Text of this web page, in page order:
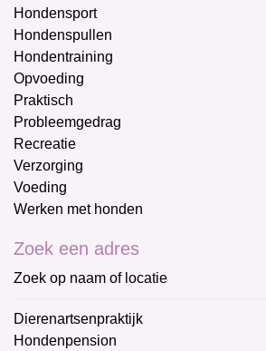
Hondensport
Hondenspullen
Hondentraining
Opvoeding
Praktisch
Probleemgedrag
Recreatie
Verzorging
Voeding
Werken met honden
Zoek een adres
Zoek op naam of locatie
Dierenartsenpraktijk
Hondenpension